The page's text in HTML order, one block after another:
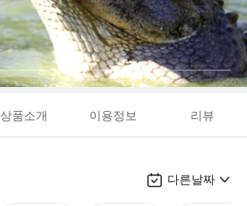
상품소개 이용정보 리뷰
다른날짜